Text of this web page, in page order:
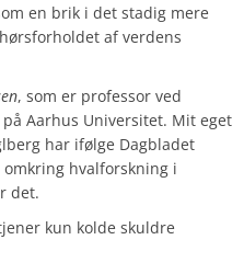
en brik i det stadig mere
af verdens
, som er professor ved
Aarhus Universitet. Mit eget
har ifølge Dagbladet
hvalforskning i
det.
kun kolde skuldre